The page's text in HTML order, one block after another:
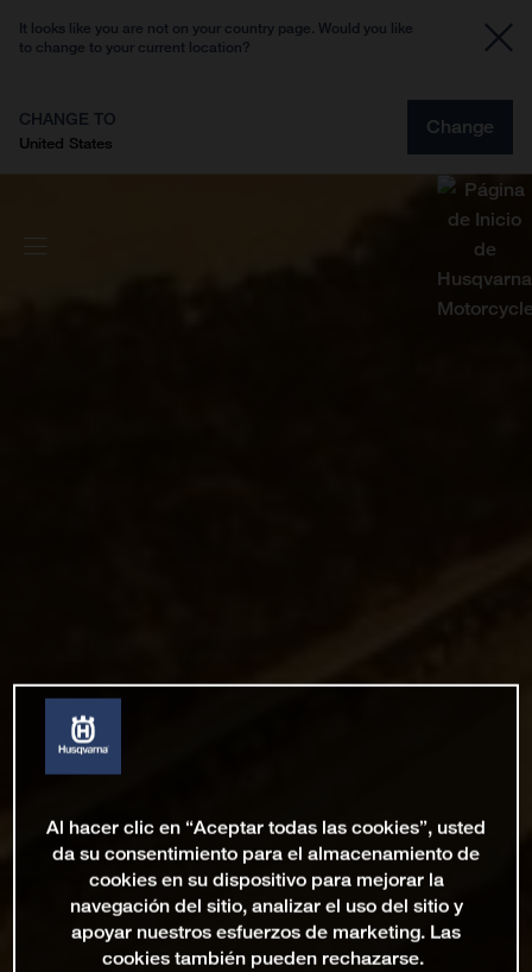
It looks like you are not on your country page. Would you like
to change to your current location?
CHANGE TO
United States
Change
Al hacer clic en “Aceptar todas las cookies”, usted
da su consentimiento para el almacenamiento de
cookies en su dispositivo para mejorar la
navegación del sitio, analizar el uso del sitio y
apoyar nuestros esfuerzos de marketing. Las
cookies también pueden rechazarse.